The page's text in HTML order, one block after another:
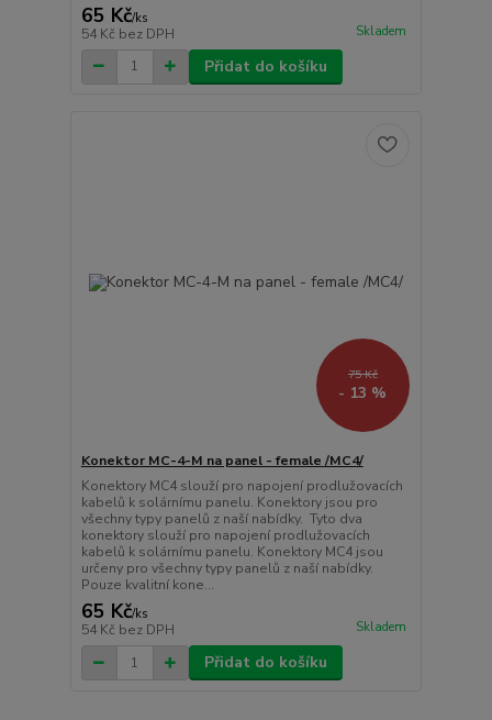
65 Kč/ks
54 Kč bez DPH Skladem
Přidat do košíku
75 Kč
- 13 %
Konektor MC-4-M na panel - female /MC4/
Konektory MC4 slouží pro napojení prodlužovacích
kabelů k solárnímu panelu. Konektory jsou pro
všechny typy panelů z naší nabídky. Tyto dva
konektory slouží pro napojení prodlužovacích
kabelů k solárnímu panelu. Konektory MC4 jsou
určeny pro všechny typy panelů z naší nabídky.
Pouze kvalitní kone...
65 Kč/ks
54 Kč bez DPH Skladem
Přidat do košíku